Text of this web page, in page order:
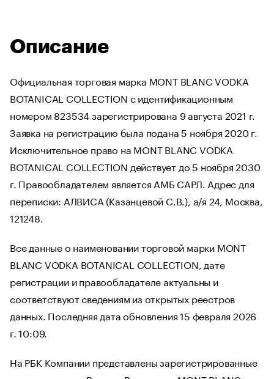
Описание
Официальная торговая марка MONT BLANC VODKA
BOTANICAL COLLECTION с идентификационным
номером 823534 зарегистрирована 9 августа 2021 г.
Заявка на регистрацию была подана 5 ноября 2020 г.
Исключительное право на MONT BLANC VODKA
BOTANICAL COLLECTION действует до 5 ноября 2030
г. Правообладателем является АМБ САРЛ. Адрес для
переписки: АЛВИСА (Казанцевой С.В.), а/я 24, Москва,
121248.
Все данные о наименовании торговой марки MONT
BLANC VODKA BOTANICAL COLLECTION, дате
регистрации и правообладателе актуальны и
соответствуют сведениям из открытых реестров
данных. Последняя дата обновления 15 февраля 2026
г. 10:09.
На РБК Компании представлены зарегистрированные